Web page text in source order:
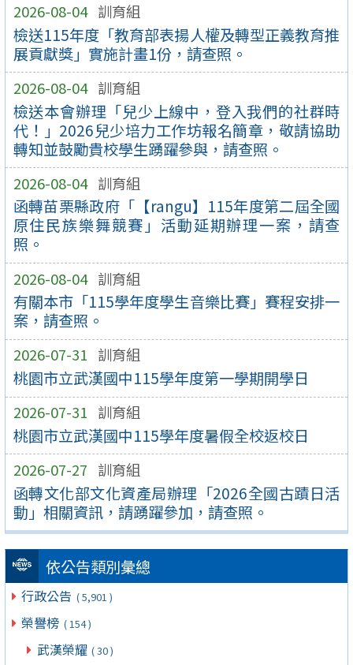
2026-08-04 訓育組
檢送115年度「教育部表揚人權及轉型正義教育推
展貢獻獎」實施計畫1份，請查照。
2026-08-04 訓育組
檢送本會辦理「兒少上線中，登入我們的社群時
代！」2026兒少培力工作坊報名簡章，敬請協助
轉知並鼓勵貴校學生踴躍參與，請查照。
2026-08-04 訓育組
函轉苗栗縣政府「【rangu】115年度第二屆全國
原住民族樂舞競賽」活動延期辦理一案，請查
照。
2026-08-04 訓育組
有關本市「115學年度學生音樂比賽」賽程安排一
案，請查照。
2026-07-31 訓育組
桃園市立武漢國中115學年度第一學期開學日
2026-07-31 訓育組
桃園市立武漢國中115學年度暑假全校返校日
2026-07-27 訓育組
函轉文化部文化資產局辦理「2026全國古蹟日活
動」相關資訊，請踴躍參加，請查照。
依公告類別彙總
行政公告 ( 5,901 )
榮譽榜 ( 154 )
武漢榮耀 ( 30 )